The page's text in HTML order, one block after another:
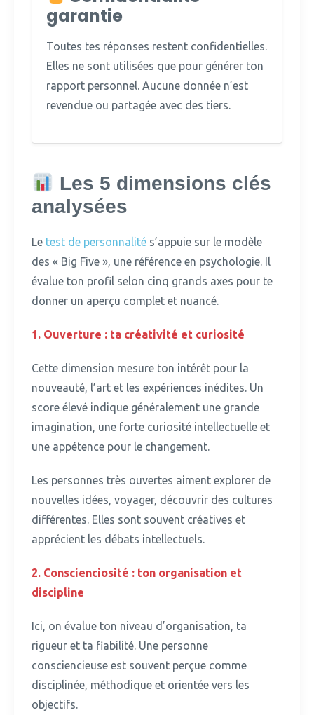
garantie
Toutes tes réponses restent confidentielles.
Elles ne sont utilisées que pour générer ton
rapport personnel. Aucune donnée n’est
revendue ou partagée avec des tiers.
Les 5 dimensions clés
analysées
Le test de personnalité s’appuie sur le modèle
des « Big Five », une référence en psychologie. Il
évalue ton profil selon cinq grands axes pour te
donner un aperçu complet et nuancé.
1. Ouverture : ta créativité et curiosité
Cette dimension mesure ton intérêt pour la
nouveauté, l’art et les expériences inédites. Un
score élevé indique généralement une grande
imagination, une forte curiosité intellectuelle et
une appétence pour le changement.
Les personnes très ouvertes aiment explorer de
nouvelles idées, voyager, découvrir des cultures
différentes. Elles sont souvent créatives et
apprécient les débats intellectuels.
2. Conscienciosité : ton organisation et
discipline
Ici, on évalue ton niveau d’organisation, ta
rigueur et ta fiabilité. Une personne
consciencieuse est souvent perçue comme
disciplinée, méthodique et orientée vers les
objectifs.